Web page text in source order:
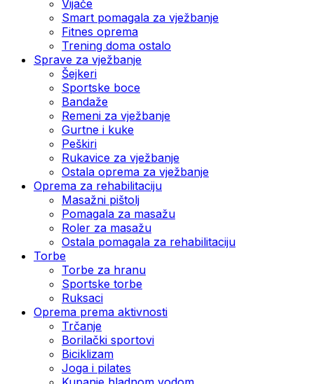
Vijače
Smart pomagala za vježbanje
Fitnes oprema
Trening doma ostalo
Sprave za vježbanje
Šejkeri
Sportske boce
Bandaže
Remeni za vježbanje
Gurtne i kuke
Peškiri
Rukavice za vježbanje
Ostala oprema za vježbanje
Oprema za rehabilitaciju
Masažni pištolj
Pomagala za masažu
Roler za masažu
Ostala pomagala za rehabilitaciju
Torbe
Torbe za hranu
Sportske torbe
Ruksaci
Oprema prema aktivnosti
Trčanje
Borilački sportovi
Biciklizam
Joga i pilates